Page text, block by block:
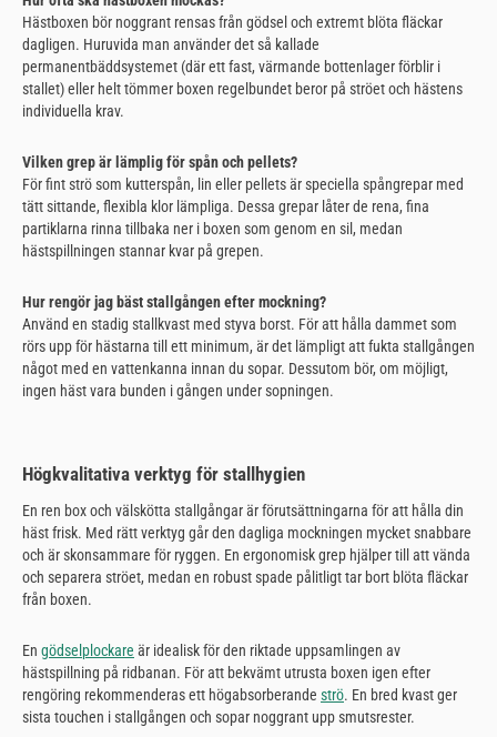
Hästboxen bör noggrant rensas från gödsel och extremt blöta fläckar
dagligen. Huruvida man använder det så kallade
permanentbäddsystemet (där ett fast, värmande bottenlager förblir i
stallet) eller helt tömmer boxen regelbundet beror på ströet och hästens
individuella krav.
Vilken grep är lämplig för spån och pellets?
För fint strö som kutterspån, lin eller pellets är speciella spångrepar med
tätt sittande, flexibla klor lämpliga. Dessa grepar låter de rena, fina
partiklarna rinna tillbaka ner i boxen som genom en sil, medan
hästspillningen stannar kvar på grepen.
Hur rengör jag bäst stallgången efter mockning?
Använd en stadig stallkvast med styva borst. För att hålla dammet som
rörs upp för hästarna till ett minimum, är det lämpligt att fukta stallgången
något med en vattenkanna innan du sopar. Dessutom bör, om möjligt,
ingen häst vara bunden i gången under sopningen.
Högkvalitativa verktyg för stallhygien
En ren box och välskötta stallgångar är förutsättningarna för att hålla din
häst frisk. Med rätt verktyg går den dagliga mockningen mycket snabbare
och är skonsammare för ryggen. En ergonomisk grep hjälper till att vända
och separera ströet, medan en robust spade pålitligt tar bort blöta fläckar
från boxen.
En gödselplockare är idealisk för den riktade uppsamlingen av
hästspillning på ridbanan. För att bekvämt utrusta boxen igen efter
rengöring rekommenderas ett högabsorberande strö. En bred kvast ger
sista touchen i stallgången och sopar noggrant upp smutsrester.